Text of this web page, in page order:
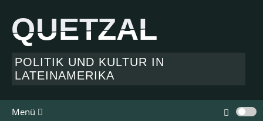
QUETZAL
QUETZAL
POLITIK UND KULTUR IN
LATEINAMERIKA
Menü